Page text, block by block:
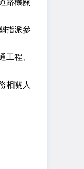
路機關
指派參
工程、
相關人